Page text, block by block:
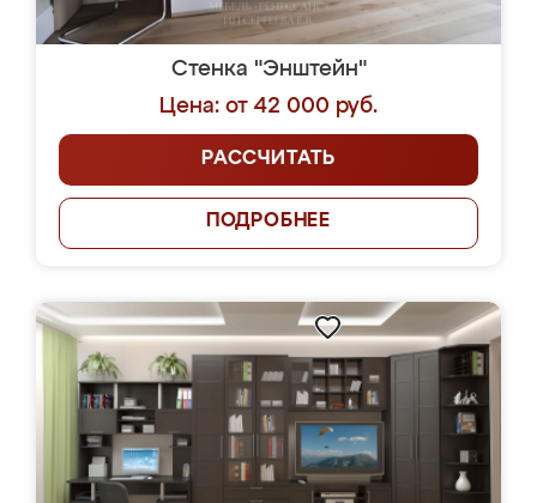
Стенка "Энштейн"
Цена: от 42 000 руб.
РАССЧИТАТЬ
ПОДРОБНЕЕ